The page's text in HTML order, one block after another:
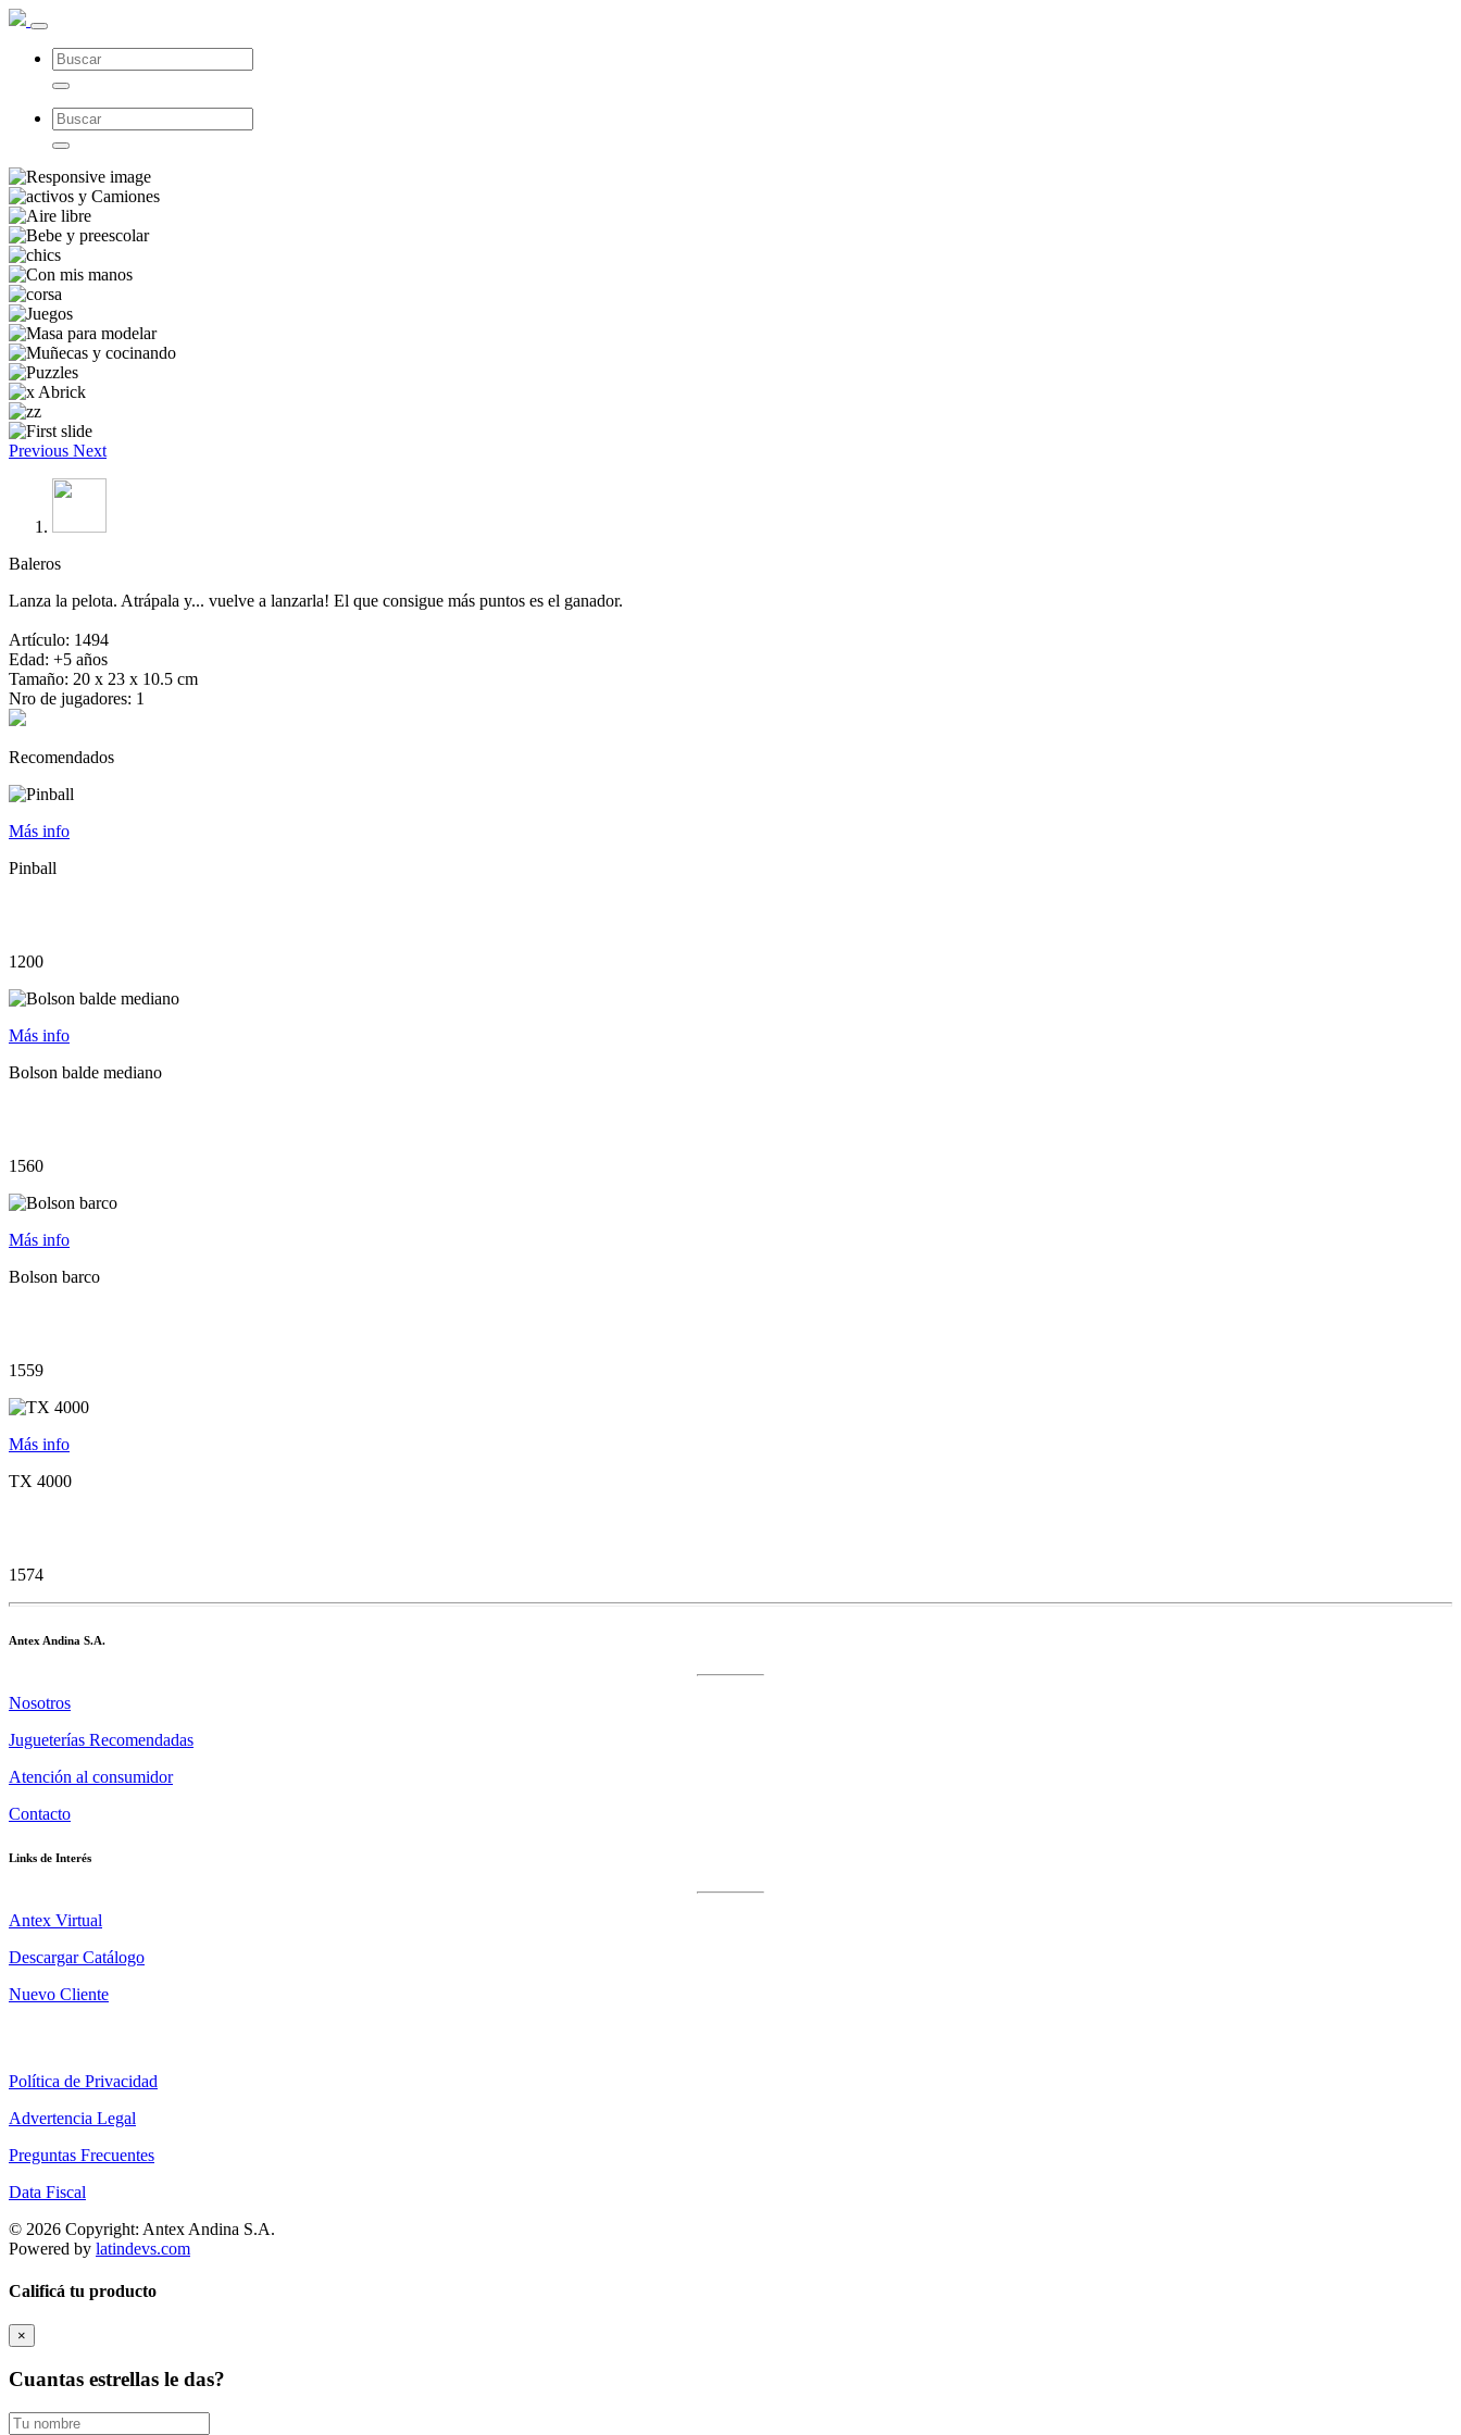
Previous Next
Baleros
Lanza la pelota. Atrápala y... vuelve a lanzarla! El que consigue más puntos es el ganador.
Artículo: 1494
Edad: +5 años
Tamaño: 20 x 23 x 10.5 cm
Nro de jugadores: 1
Recomendados
Más info
Pinball
1200
Más info
Bolson balde mediano
1560
Más info
Bolson barco
1559
Más info
TX 4000
1574
Antex Andina S.A.
Nosotros
Jugueterías Recomendadas
Atención al consumidor
Contacto
Links de Interés
Antex Virtual
Descargar Catálogo
Nuevo Cliente
Política de Privacidad
Advertencia Legal
Preguntas Frecuentes
Data Fiscal
© 2026 Copyright: Antex Andina S.A.
Powered by latindevs.com
Calificá tu producto
×
Cuantas estrellas le das?